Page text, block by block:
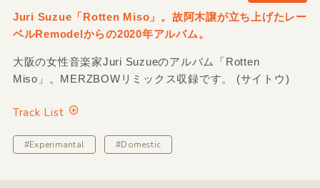
Juri Suzue「Rotten Miso」。故阿木譲が立ち上げたレー
ベルRemodelからの2020年アルバム。
大阪の女性音楽家Juri Suzueのアルバム「Rotten
Miso」。MERZBOWリミックス収録です。 (サイトウ)
Track List
#Experimantal #Domestic